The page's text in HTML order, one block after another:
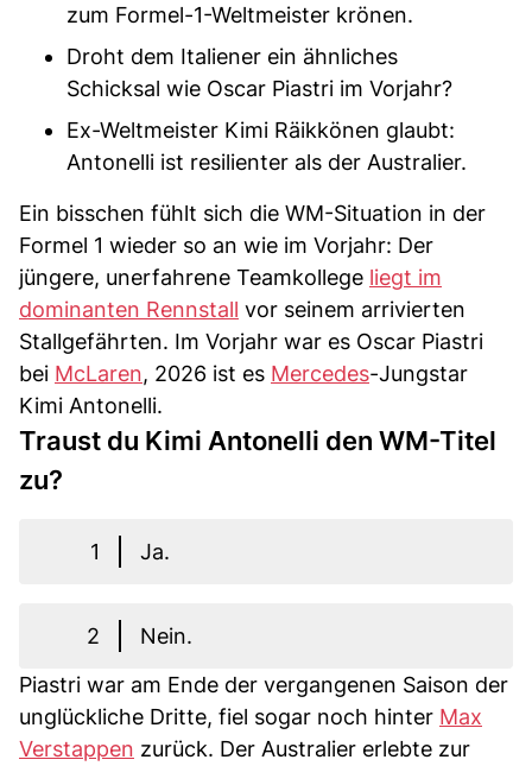
zum Formel-1-Weltmeister krönen.
Droht dem Italiener ein ähnliches
Schicksal wie Oscar Piastri im Vorjahr?
Ex-Weltmeister Kimi Räikkönen glaubt:
Antonelli ist resilienter als der Australier.
Ein bisschen fühlt sich die WM-Situation in der
Formel 1 wieder so an wie im Vorjahr: Der
jüngere, unerfahrene Teamkollege liegt im
dominanten Rennstall vor seinem arrivierten
Stallgefährten. Im Vorjahr war es Oscar Piastri
bei McLaren, 2026 ist es Mercedes-Jungstar
Kimi Antonelli.
Traust du Kimi Antonelli den WM-Titel
zu?
1 Ja.
2
Nein.
Piastri war am Ende der vergangenen Saison der
unglückliche Dritte, fiel sogar noch hinter Max
Verstappen zurück. Der Australier erlebte zur